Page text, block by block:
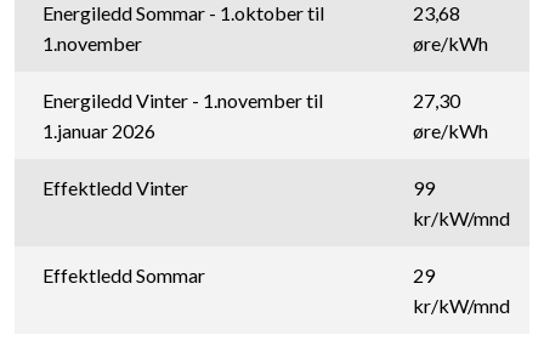
Energiledd Sommar - 1.oktober til
1.november
23,68
øre/kWh
Energiledd Vinter - 1.november til
1.januar 2026
27,30
øre/kWh
Effektledd Vinter
99
kr/kW/mnd
Effektledd Sommar
29
kr/kW/mnd